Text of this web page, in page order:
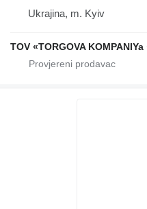
Ukrajina, m. Kyiv
TOV «TORGOVA